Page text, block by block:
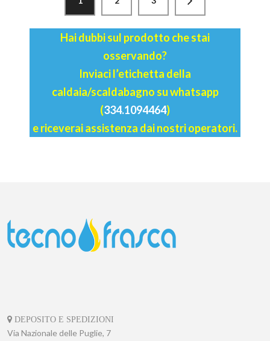
Hai dubbi sul prodotto che stai
osservando?
Inviaci l’etichetta della
caldaia/scaldabagno su whatsapp
(334.1094464)
e riceverai assistenza dai nostri operatori.
DEPOSITO E SPEDIZIONI
Via Nazionale delle Puglie, 7